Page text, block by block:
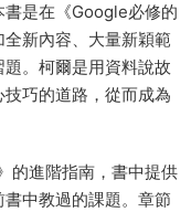
是在《Google必修的
新內容、大量新穎範
。柯爾是用資料說故
巧的道路，從而成為
的進階指南，書中提供
中教過的課題。章節